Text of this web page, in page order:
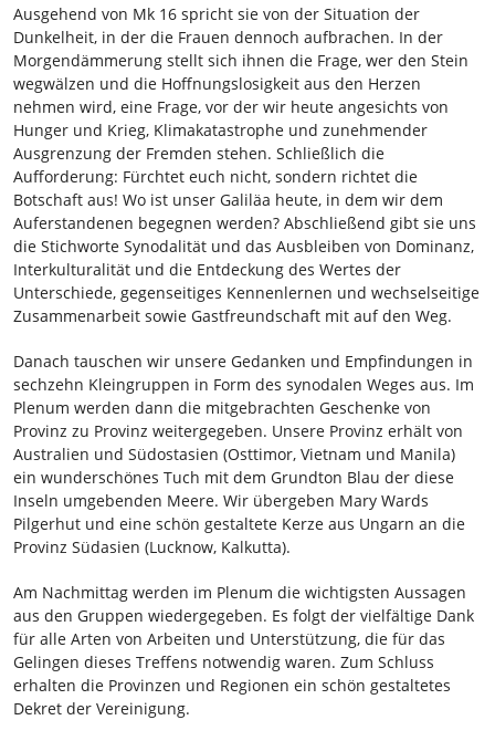
Ausgehend von Mk 16 spricht sie von der Situation der
Dunkelheit, in der die Frauen dennoch aufbrachen. In der
Morgendämmerung stellt sich ihnen die Frage, wer den Stein
wegwälzen und die Hoffnungslosigkeit aus den Herzen
nehmen wird, eine Frage, vor der wir heute angesichts von
Hunger und Krieg, Klimakatastrophe und zunehmender
Ausgrenzung der Fremden stehen. Schließlich die
Aufforderung: Fürchtet euch nicht, sondern richtet die
Botschaft aus! Wo ist unser Galiläa heute, in dem wir dem
Auferstandenen begegnen werden? Abschließend gibt sie uns
die Stichworte Synodalität und das Ausbleiben von Dominanz,
Interkulturalität und die Entdeckung des Wertes der
Unterschiede, gegenseitiges Kennenlernen und wechselseitige
Zusammenarbeit sowie Gastfreundschaft mit auf den Weg.
Danach tauschen wir unsere Gedanken und Empfindungen in
sechzehn Kleingruppen in Form des synodalen Weges aus. Im
Plenum werden dann die mitgebrachten Geschenke von
Provinz zu Provinz weitergegeben. Unsere Provinz erhält von
Australien und Südostasien (Osttimor, Vietnam und Manila)
ein wunderschönes Tuch mit dem Grundton Blau der diese
Inseln umgebenden Meere. Wir übergeben Mary Wards
Pilgerhut und eine schön gestaltete Kerze aus Ungarn an die
Provinz Südasien (Lucknow, Kalkutta).
Am Nachmittag werden im Plenum die wichtigsten Aussagen
aus den Gruppen wiedergegeben. Es folgt der vielfältige Dank
für alle Arten von Arbeiten und Unterstützung, die für das
Gelingen dieses Treffens notwendig waren. Zum Schluss
erhalten die Provinzen und Regionen ein schön gestaltetes
Dekret der Vereinigung.